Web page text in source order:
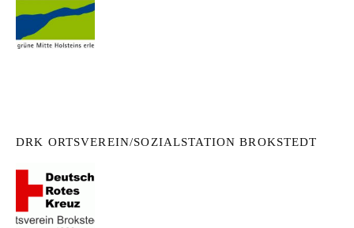
DRK ORTSVEREIN/SOZIALSTATION BROKSTEDT